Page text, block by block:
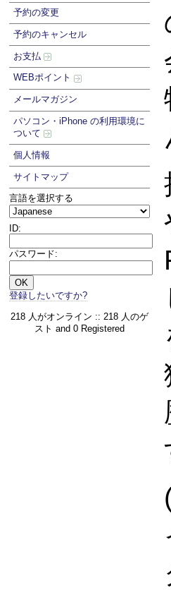
予約の変更
予約のキャンセル
お支払
WEBポイント
メールマガジン
パソコン・iPhone の利用環境に
ついて
個人情報
サイトマップ
言語を選択する
ID:
パスワード:
登録したいですか?
218 人がオンライン :: 218 人のゲ
スト and 0 Registered